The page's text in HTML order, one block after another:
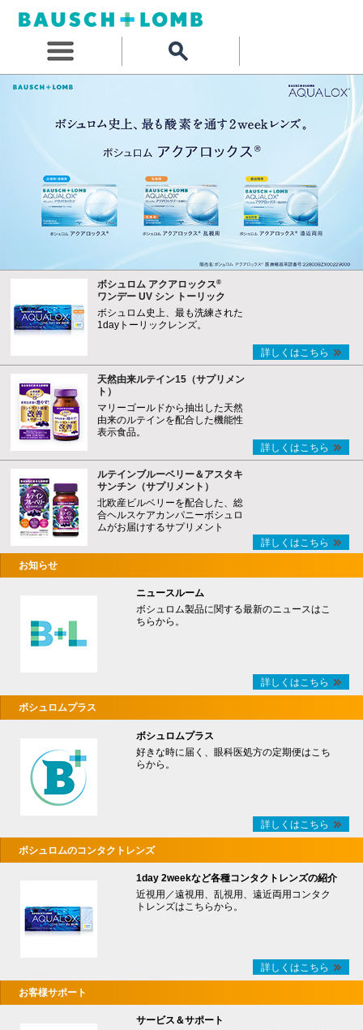
ボシュロム アクアロックス®
ワンデー UV シン トーリック
ボシュロム史上、最も洗練された
1dayトーリックレンズ。
詳しくはこちら
天然由来ルテイン15（サプリメン
ト）
マリーゴールドから抽出した天然
由来のルテインを配合した機能性
表示食品。
詳しくはこちら
ルテインブルーベリー＆アスタキ
サンチン（サプリメント）
北欧産ビルベリーを配合した、総
合ヘルスケアカンパニーボシュロ
ムがお届けするサプリメント
詳しくはこちら
お知らせ
ニュースルーム
ボシュロム製品に関する最新のニュースはこ
ちらから。
詳しくはこちら
ボシュロムプラス
ボシュロムプラス
好きな時に届く、眼科医処方の定期便はこち
らから。
詳しくはこちら
ボシュロムのコンタクトレンズ
1day 2weekなど各種コンタクトレンズの紹介
近視用／遠視用、乱視用、遠近両用コンタク
トレンズはこちらから。
詳しくはこちら
お客様サポート
サービス＆サポート